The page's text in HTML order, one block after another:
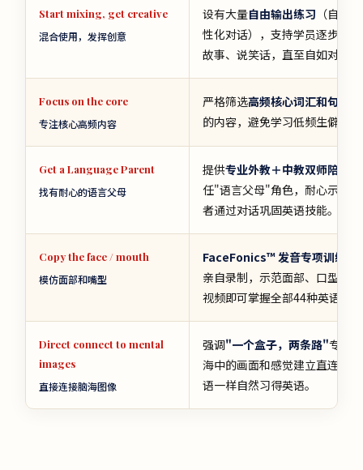
Start mixing, get creative
混合使用，发挥创意
设有大量自由输出练习 （自说
性化对话），支持学员逐步自
故事、说笑话，直至自如对话。
Focus on the core
专注核心高频内容
严格筛选高频核心词汇和句型
的内容，避免学习低频生僻词
Get a Language Parent
找有耐心的语言父母
提供专业外教＋中教双师陪伴
任"语言父母"角色，耐心示范
者通过对话巩固英语技能。
Copy the face / mouth
模仿面部和嘴型
FaceFonics™ 发音专项训练
亲自录制，示范面部、口型和
视频即可掌握全部44种英语发
Direct connect to mental
images
直接连接脑海图像
强调"一个盒子，两条路"专项
海中的画面和感觉建立直连，
语一样自然习得英语。